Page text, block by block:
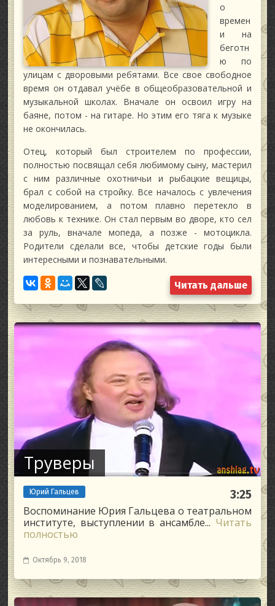
о
времен
и на
беготн
ю по
улицам с дворовыми ребятами. Все свое свободное
время он отдавал учёбе в общеобразовательной и
музыкальной школах. Вначале он освоил игру на
баяне, потом - на гитаре. Но этим его тяга к музыке
не окончилась.
Отец, который был строителем по профессии,
полностью посвящал себя любимому сыну, мастерил
с ним различные охотничьи и рыбацкие вещицы,
брал с собой на стройку. Все началось с увлечения
моделированием, а потом плавно перетекло в
любовь к технике. Он стал первым во дворе, кто сел
за руль, вначале мопеда, а позже - мотоцикла.
Родители сделали все, чтобы детские годы были
интересными и познавательными.
Читать дальше
Труверы
Юрий Гальцев 3:25
Воспоминание Юрия Гальцева о театральном
институте, выступлении в ансамбле... Читать
полностью
Октябрь 9, 2018